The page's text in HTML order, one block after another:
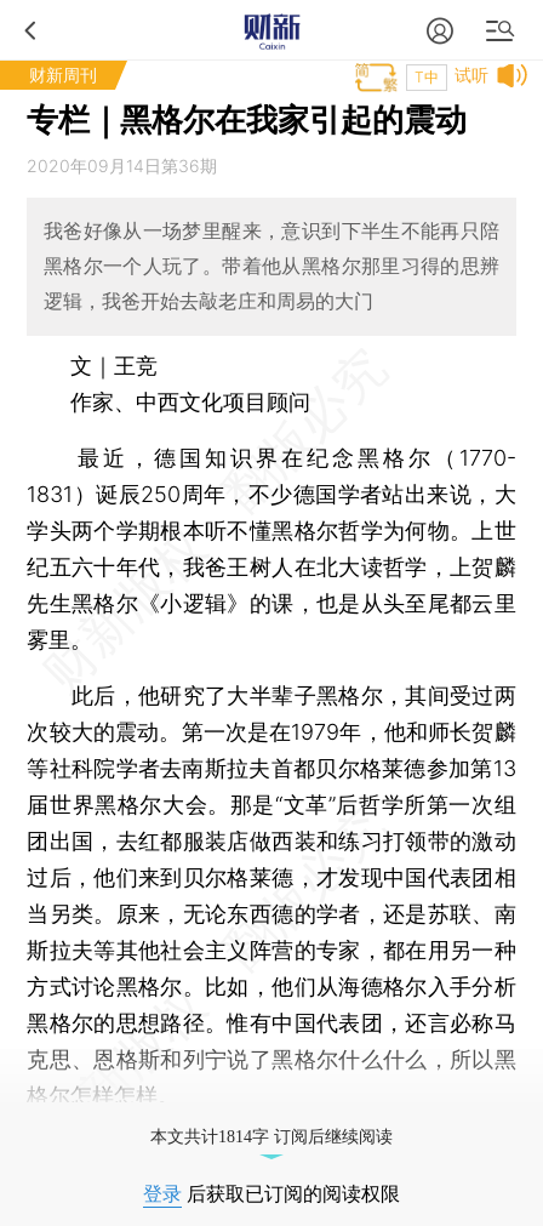
财新周刊 试听
T中
专栏｜黑格尔在我家引起的震动
2020年09月14日第36期
我爸好像从一场梦里醒来，意识到下半生不能再只陪
黑格尔一个人玩了。带着他从黑格尔那里习得的思辨
逻辑，我爸开始去敲老庄和周易的大门
文｜王竞
作家、中西文化项目顾问
最近，德国知识界在纪念黑格尔（1770-
1831）诞辰250周年，不少德国学者站出来说，大
学头两个学期根本听不懂黑格尔哲学为何物。上世
纪五六十年代，我爸王树人在北大读哲学，上贺麟
先生黑格尔《小逻辑》的课，也是从头至尾都云里
雾里。
此后，他研究了大半辈子黑格尔，其间受过两
次较大的震动。第一次是在1979年，他和师长贺麟
等社科院学者去南斯拉夫首都贝尔格莱德参加第13
届世界黑格尔大会。那是“文革”后哲学所第一次组
团出国，去红都服装店做西装和练习打领带的激动
过后，他们来到贝尔格莱德，才发现中国代表团相
当另类。原来，无论东西德的学者，还是苏联、南
斯拉夫等其他社会主义阵营的专家，都在用另一种
方式讨论黑格尔。比如，他们从海德格尔入手分析
黑格尔的思想路径。惟有中国代表团，还言必称马
克思、恩格斯和列宁说了黑格尔什么什么，所以黑
格尔怎样怎样。
本文共计1814字 订阅后继续阅读
登录 后获取已订阅的阅读权限